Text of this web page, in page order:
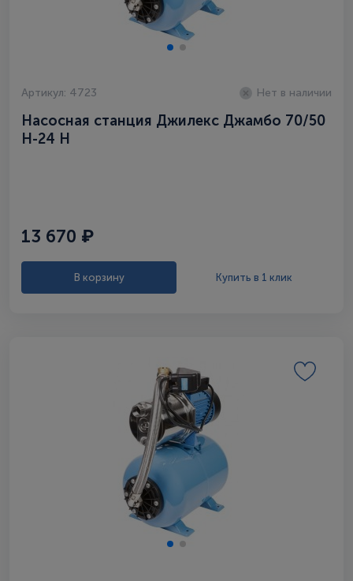
Артикул: 4723 Нет в наличии
Насосная станция Джилекс Джамбо 70/50
Н-24 Н
13 670 ₽
В корзину Купить в 1 клик